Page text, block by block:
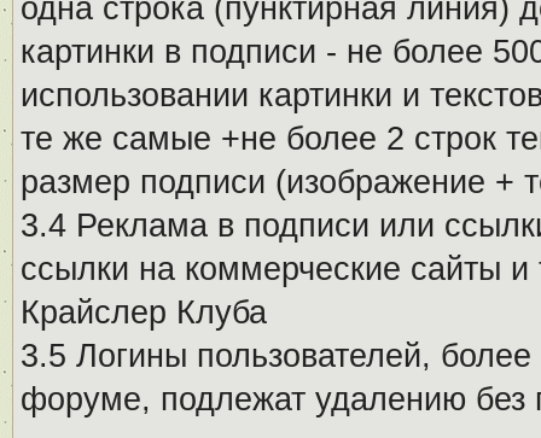
одна строка (пунктирная линия)
картинки в подписи - не более
использовании картинки и
те же самые +не более 2 строк
размер подписи (изображение +
3.4 Реклама в подписи или
ссылки на коммерческие сайты
Крайслер Клуба
3.5 Логины пользователей,
форуме, подлежат удалению без